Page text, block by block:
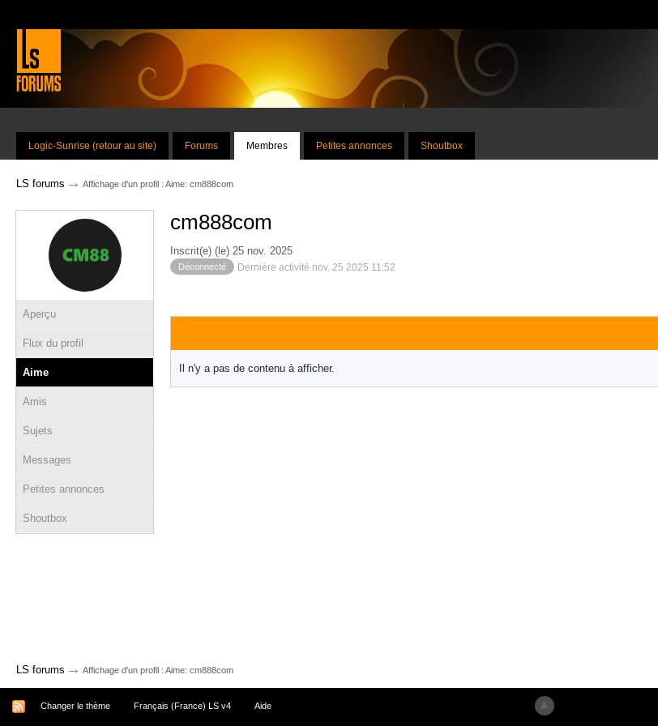
Logic-Sunrise (retour au site) Forums Membres Petites annonces Shoutbox
LS forums → Affichage d'un profil : Aime: cm888com
Aperçu
Flux du profil
Aime
Amis
Sujets
Messages
Petites annonces
Shoutbox
cm888com
Inscrit(e) (le) 25 nov. 2025
Déconnecté Dernière activité nov. 25 2025 11:52
Il n'y a pas de contenu à afficher.
LS forums → Affichage d'un profil : Aime: cm888com
Changer le thème Français (France) LS v4 Aide